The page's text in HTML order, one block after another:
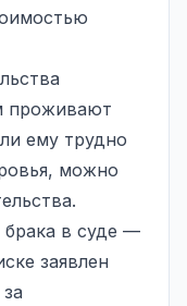
проживают
ему трудно
можно
брака в суде —
заявлен